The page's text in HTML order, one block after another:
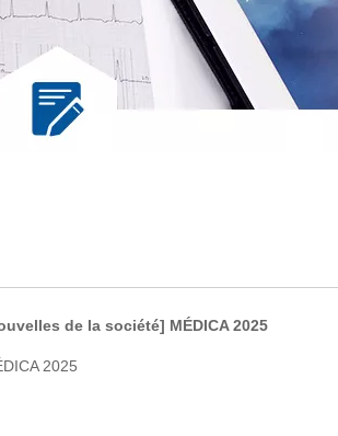
de la société] MÉDICA 2025
2025